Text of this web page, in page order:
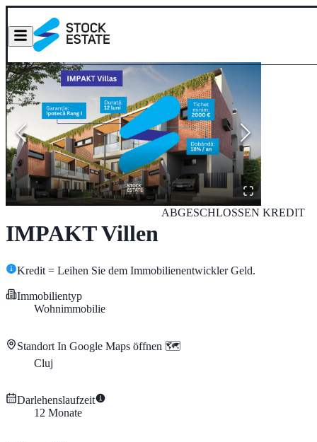
IMPAKT Villen
ABGESCHLOSSEN KREDIT
Kredit = Leihen Sie dem Immobilienentwickler Geld.
Immobilientyp
Wohnimmobilie
Standort In Google Maps öffnen 🗺️
Cluj
Darlehenslaufzeit
12 Monate